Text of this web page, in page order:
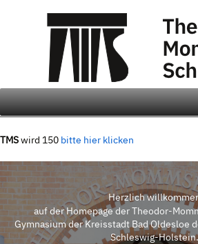
TMSwird 150 bitte hier klicken
Herzlich
auf der Homepage der Theodor-
Gymnasium der Kreisstadt Bad Oldesloe
Schleswig-Holstein.